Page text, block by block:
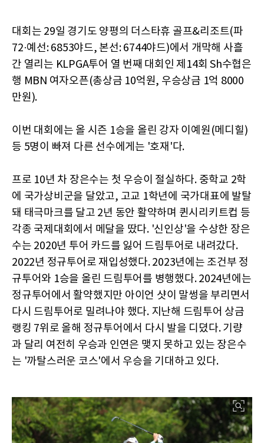
대회는 29일 경기도 양평의 더스타휴 골프&리조트(파
72·예선: 6853야드, 본선: 6744야드)에서 개막해 사흘
간 열리는 KLPGA투어 열 번째 대회인 제14회 Sh수협은
행 MBN 여자오픈(총상금 10억원, 우승상금 1억 8000
만원).
이번 대회에는 올 시즌 1승을 올린 강자 이예원(메디힐)
등 5명이 빠져 다른 선수에게는 '호재'다.
프로 10년 차 장은수는 첫 우승이 절실하다. 중학교 2학
에 국가상비군을 달았고, 고교 1학년에 국가대표에 발탈
돼 태극마크를 달고 2년 동안 활약하며 퀸시리키트컵 등
각종 국제대회에서 메달을 땄다. '신인상'을 수상한 장은
수는 2020년 투어 카드를 잃어 드림투어로 내려갔다.
2022년 정규투어로 재입성했다. 2023년에는 조건부 정
규투어와 1승을 올린 드림투어를 병행했다. 2024년에는
정규투어에서 활약했지만 아이언 샷이 말썽을 부리면서
다시 드림투어로 밀려나야 했다. 지난해 드림투어 상금
랭킹 7위로 올해 정규투어에서 다시 발을 디뎠다. 기량
과 달리 여전히 우승과 인연은 맺지 못하고 있는 장은수
는 '까탈스러운 코스'에서 우승을 기대하고 있다.